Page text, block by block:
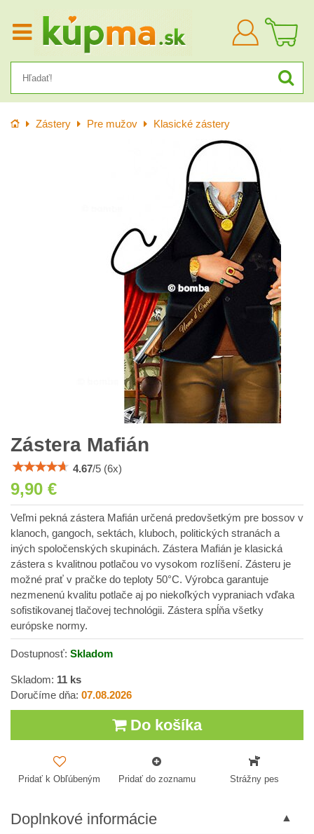
Prihlásiť
sa
Úvod Zástery Pre mužov Klasické zástery
Zástera Mafián
4.67/5 (6x)
9,90 €
Veľmi pekná zástera Mafián určená predovšetkým pre bossov v
klanoch, gangoch, sektách, kluboch, politických stranách a
iných spoločenských skupinách. Zástera Mafián je klasická
zástera s kvalitnou potlačou vo vysokom rozlíšení. Zásteru je
možné prať v pračke do teploty 50°C. Výrobca garantuje
nezmenenú kvalitu potlače aj po niekoľkých vypraniach vďaka
sofistikovanej tlačovej technológii. Zástera spĺňa všetky
európske normy.
Dostupnosť: Skladom
Skladom: 11 ks
Doručíme dňa: 07.08.2026
Do košíka
Pridať k Obľúbeným Pridať do zoznamu Strážny pes
Doplnkové informácie